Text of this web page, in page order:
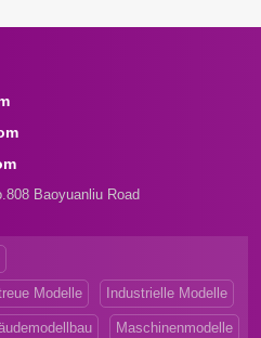
Baoyuanliu Road
Modelle Industrielle Modelle
Maschinenmodelle